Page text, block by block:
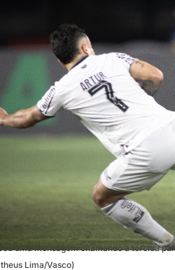
uma mensagem chamando a torcida
Lima/Vasco)